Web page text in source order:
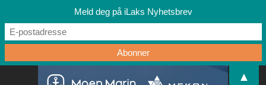
Meld deg på iLaks Nyhetsbrev
▲